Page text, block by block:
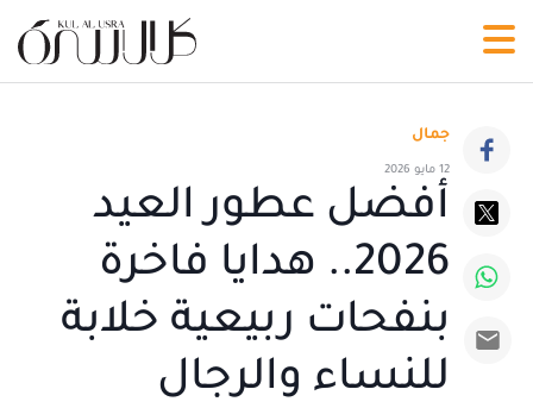
جمال
12 مايو 2026
أفضل عطور العيد
2026.. هدايا فاخرة
بنفحات ربيعية خلابة
للنساء والرجال